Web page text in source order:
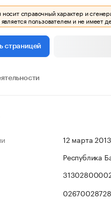
справочный характер и
пользователем и не
страницей
12 марта 2013
Республика